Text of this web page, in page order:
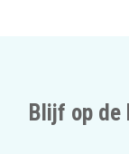
Blijf op de